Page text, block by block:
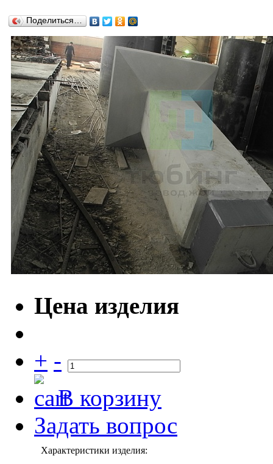
Поделиться…
Цена изделия
+ -
В корзину
Задать вопрос
Характеристики изделия: